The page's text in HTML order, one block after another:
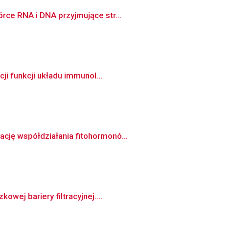
RNA i DNA przyjmujące str...
funkcji układu immunol...
współdziałania fitohormonó...
bariery filtracyjnej....